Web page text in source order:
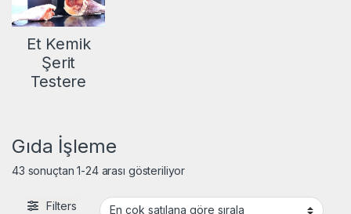
Et Kemik
Şerit
Testere
Gıda İşleme
43 sonuçtan 1-24 arası gösteriliyorPopülerliğe göre sıralandı
Filters